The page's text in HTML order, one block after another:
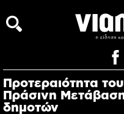
Προτεραιότητα
Πράσινη
δημοτών